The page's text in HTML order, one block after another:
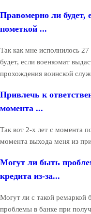
Правомерно ли будет,
пометкой ...
Так как мне исполнилось
будет, если военкомат
прохождения воинской
Привлечь к
момента ...
Так вот 2-х лет с момента
момента выхода меня из
Могут ли быть
кредита из-за...
Могут ли с такой ремаркой
проблемы в банке при